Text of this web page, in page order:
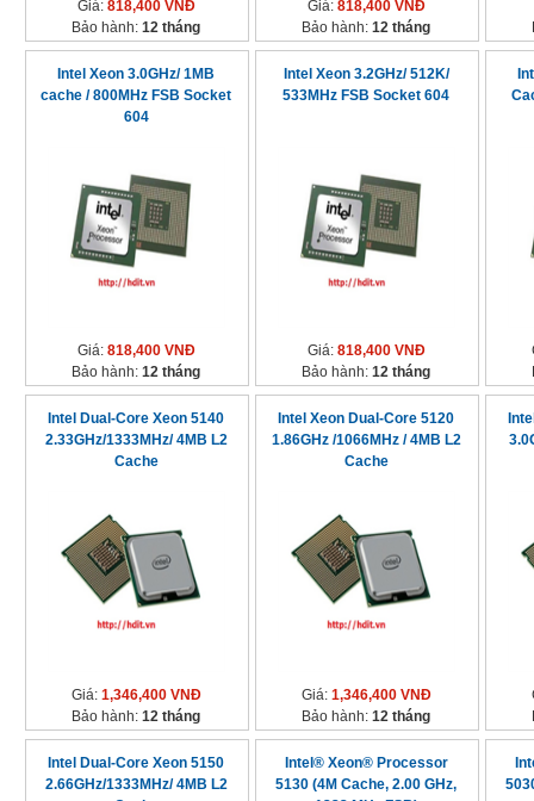
Giá: 818,400 VNĐ
Bảo hành:12 tháng
Giá: 818,400 VNĐ
Bảo hành:12 tháng
Intel Xeon 3.0GHz/ 1MB
cache / 800MHz FSB Socket
604
Giá: 818,400 VNĐ
Bảo hành:12 tháng
Intel Xeon 3.2GHz/ 512K/
533MHz FSB Socket 604
Giá: 818,400 VNĐ
Bảo hành:12 tháng
Intel Dual-Core Xeon 5140
2.33GHz/1333MHz/ 4MB L2
Cache
Giá: 1,346,400 VNĐ
Bảo hành:12 tháng
Intel Xeon Dual-Core 5120
1.86GHz /1066MHz / 4MB L2
Cache
Giá: 1,346,400 VNĐ
Bảo hành:12 tháng
Intel Dual-Core Xeon 5150
2.66GHz/1333MHz/ 4MB L2
Intel® Xeon® Processor
5130 (4M Cache, 2.00 GHz,